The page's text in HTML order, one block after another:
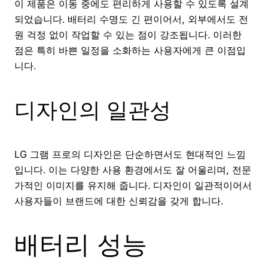
이 제품은 이동 중에도 편리하게 사용할 수 있도록 설계
되었습니다. 배터리 수명도 긴 편이어서, 외부에서도 전
원 걱정 없이 작업할 수 있는 점이 강조됩니다. 이러한
점은 특히 바쁜 일정을 소화하는 사용자에게 큰 이점입
니다.
디자인의 일관성
LG 그램 프로의 디자인은 단순하면서도 현대적인 느낌
입니다. 이는 다양한 사용 환경에서도 잘 어울리며, 전문
가적인 이미지를 유지해 줍니다. 디자인이 일관적이어서
사용자들이 브랜드에 대한 신뢰감을 갖게 합니다.
배터리 성능